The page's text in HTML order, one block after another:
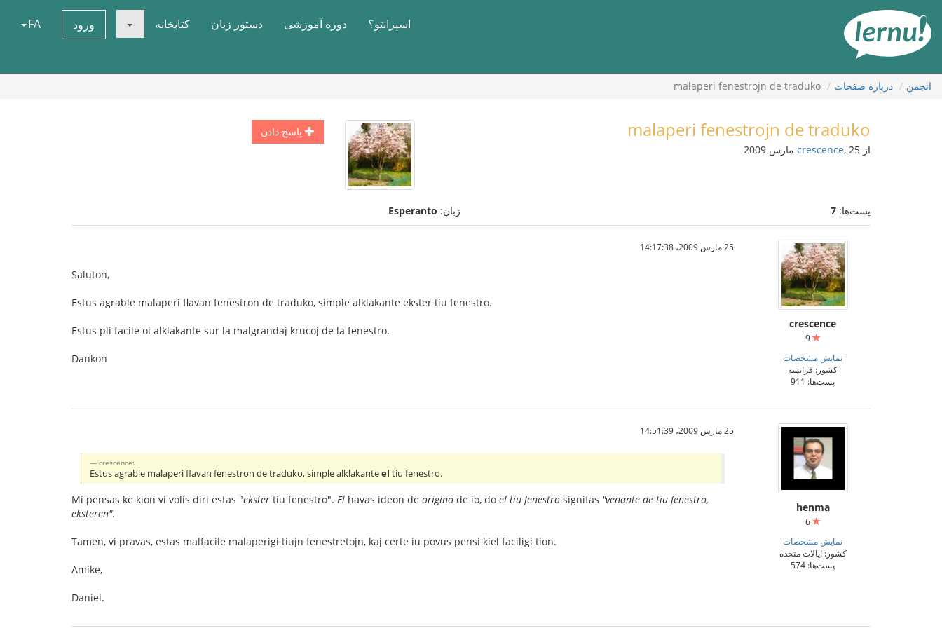
محتوا
اسپرانتو؟ دوره آموزشی دستور زبان کتابخانه ورود FA
انجمن درباره صفحات malaperi fenestrojn de traduko
پاسخ دادن malaperi fenestrojn de traduko
از crescence, 25 مارس 2009
پست‌ها: 7 زبان: Esperanto
crescence
9
نمایش مشخصات
کشور: فرانسه
پست‌ها: 911
25 مارس 2009،‏ 14:17:38
Saluton,
Estus agrable malaperi flavan fenestron de traduko, simple alklakante ekster tiu fenestro.
Estus pli facile ol alklakante sur la malgrandaj krucoj de la fenestro.
Dankon
henma
6
نمایش مشخصات
کشور: ایالات متحده
پست‌ها: 574
25 مارس 2009،‏ 14:51:39
crescence:
Estus agrable malaperi flavan fenestron de traduko, simple alklakanteel tiu fenestro.
Mi pensas ke kion vi volis diri estas "ekster tiu fenestro". El havas ideon de origino de io, do el tiu fenestro signifas "venante de tiu fenestro,
eksteren".
Tamen, vi pravas, estas malfacile malaperigi tiujn fenestretojn, kaj certe iu povus pensi kiel faciligi tion.
Amike,
Daniel.